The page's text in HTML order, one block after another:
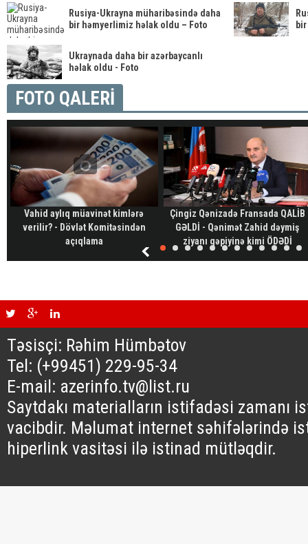
Rusiya-Ukrayna müharibəsində daha
bir həmyerlimiz həlak oldu – Foto
Ukraynada daha bir azərbaycanlı
həlak oldu - Foto
FOTO QALERİ
Vahid aylıq müavinət kimlərə
verilir? - Dövlət Komitəsindən
açıqlama
Çingiz Qənizadə Fransada QALİB
GƏLDİ - Qənimət Zahid dəymiş
ziyanı qəpiyinə kimi ÖDƏDİ
Təsisçi: Rəhim Hümbətov
Tel: (+99451) 229-95-34
E-mail: azerinfo.tv@list.ru
Saytdakı materialların istifadəsi zamanı
vacibdir. Məlumat internet səhifələrində
hiperlink vasitəsi ilə istinad mütləqdir.